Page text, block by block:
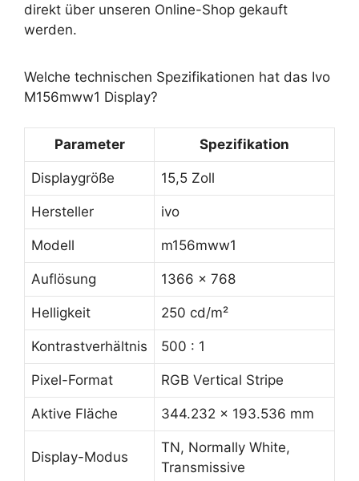
direkt über unseren Online-Shop gekauft
werden.
Welche technischen Spezifikationen hat das Ivo
M156mww1 Display?
Parameter Spezifikation
Displaygröße 15,5 Zoll
Hersteller ivo
Modell m156mww1
Auflösung 1366 x 768
Helligkeit 250 cd/m²
Kontrastverhältnis 500 : 1
Pixel-Format RGB Vertical Stripe
Aktive Fläche 344.232 x 193.536 mm
Display-Modus
TN, Normally White,
Transmissive